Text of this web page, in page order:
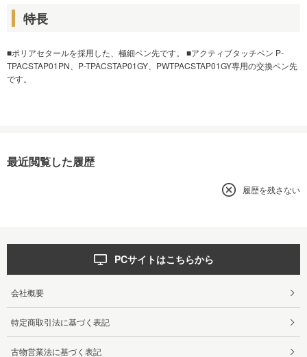
特長
■ポリアセタールを採用した、極細ペン先です。 ■アクティブタッチペン P-
TPACSTAP01PN、P-TPACSTAP01GY、PWTPACSTAP01GY専用の交換ペン先
です。
最近閲覧した履歴
履歴を残さない
PCサイトはこちらから
会社概要
特定商取引法に基づく表記
古物営業法に基づく表記